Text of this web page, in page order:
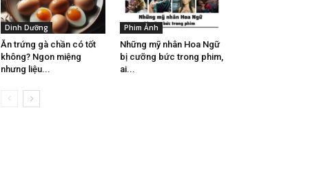
Dinh Dưỡng
Ăn trứng gà chần có tốt
không? Ngon miệng
nhưng liệu...
Phim Ảnh
Những mỹ nhân Hoa Ngữ
bị cưỡng bức trong phim,
ai...